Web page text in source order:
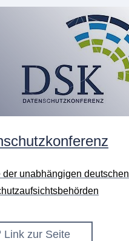
der unabhängigen deutschen
Link zur Seite